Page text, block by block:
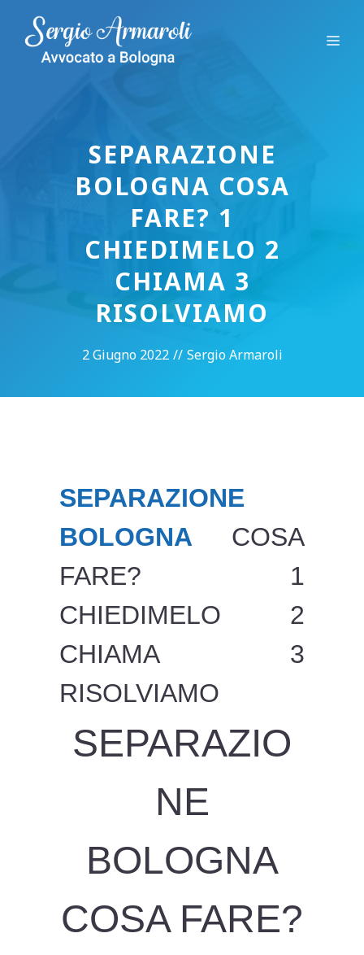
contenuto
SEPARAZIONE
BOLOGNA COSA
FARE? 1
CHIEDIMELO 2
CHIAMA 3
RISOLVIAMO
2 Giugno 2022 // Sergio Armaroli
SEPARAZIONE
BOLOGNA COSA
FARE? 1
CHIEDIMELO 2
CHIAMA 3
RISOLVIAMO
SEPARAZIO
NE
BOLOGNA
COSA FARE?